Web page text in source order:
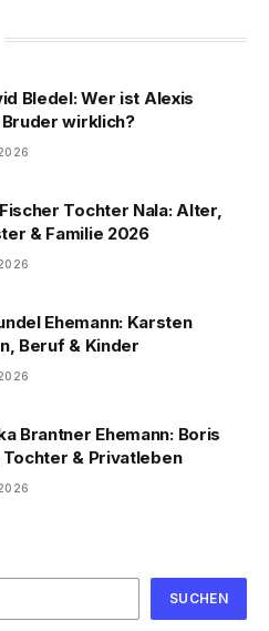
Bledel: Wer ist Alexis
wirklich?
Tochter Nala: Alter,
& Familie 2026
Ehemann: Karsten
Beruf & Kinder
Brantner Ehemann: Boris
Tochter & Privatleben
SUCHEN